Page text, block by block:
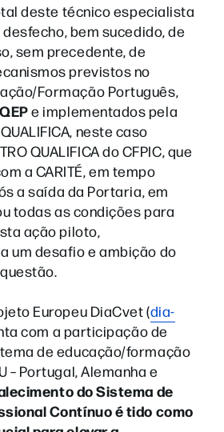
deste técnico especialista
bem sucedido, de
sem precedente, de
previstos no
Formação Português,
e implementados pela
neste caso
QUALIFICA do CFPIC, que
a CARITÉ, em tempo
a saída da Portaria, em
todas as condições para
ação piloto,
um desafio e ambição do
Europeu DiaCvet (dia-
com a participação de
de educação/formação
– Portugal, Alemanha e
do Sistema de
Contínuo é tido como